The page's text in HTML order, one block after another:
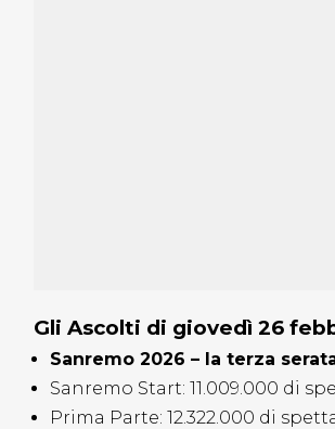
Gli Ascolti di giovedì 26
Sanremo 2026 – la terza
Sanremo Start: 11.009.000 di
Prima Parte: 12.322.000 di